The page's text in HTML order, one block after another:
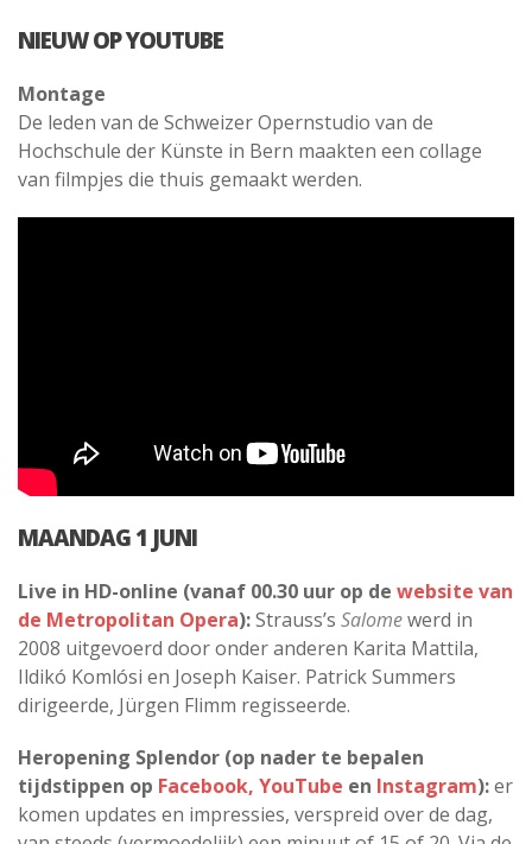
NIEUW OP YOUTUBE
Montage
De leden van de Schweizer Opernstudio van de
Hochschule der Künste in Bern maakten een collage
van filmpjes die thuis gemaakt werden.
MAANDAG 1 JUNI
Live in HD-online (vanaf 00.30 uur op de website van
de Metropolitan Opera):Strauss’s Salomewerd in
2008 uitgevoerd door onder anderen Karita Mattila,
Ildikó Komlósi en Joseph Kaiser. Patrick Summers
dirigeerde, Jürgen Flimm regisseerde.
Heropening Splendor (op nader te bepalen
tijdstippen op Facebook, YouTube en Instagram):er
komen updates en impressies, verspreid over de dag,